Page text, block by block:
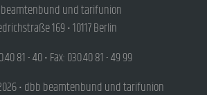
und tarifunion
169 • 10117 Berlin
81 - 40 • Fax: 030.40 81 - 49 99
• dbb beamtenbund und tarifunion